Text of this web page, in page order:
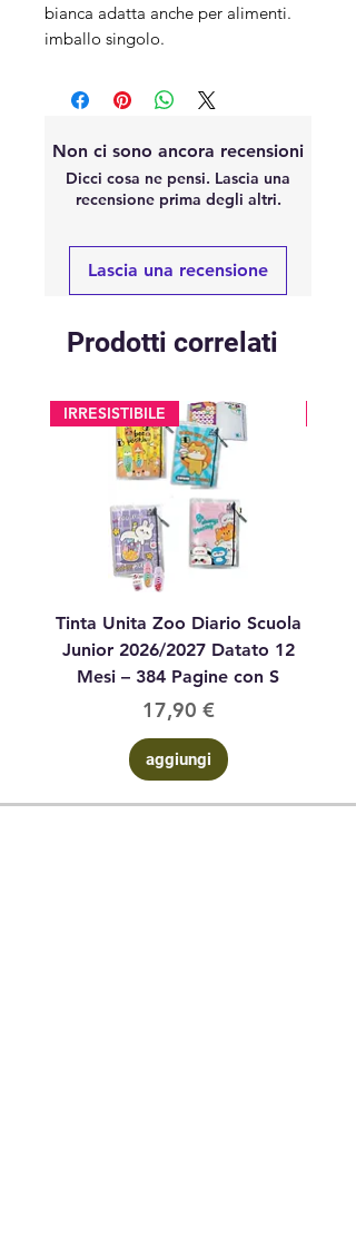
bianca adatta anche per alimenti.
imballo singolo.
Non ci sono ancora recensioni
Dicci cosa ne pensi. Lascia una
recensione prima degli altri.
Lascia una recensione
Prodotti correlati
IRRESISTIBILE
Tinta Unita Zoo Diario Scuola
Junior 2026/2027 Datato 12
Mesi – 384 Pagine con S
Prezzo
17,90 €
aggiungi